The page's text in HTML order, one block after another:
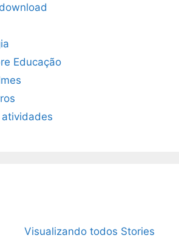
Educação
Visualizando todos Stories
vendidos de